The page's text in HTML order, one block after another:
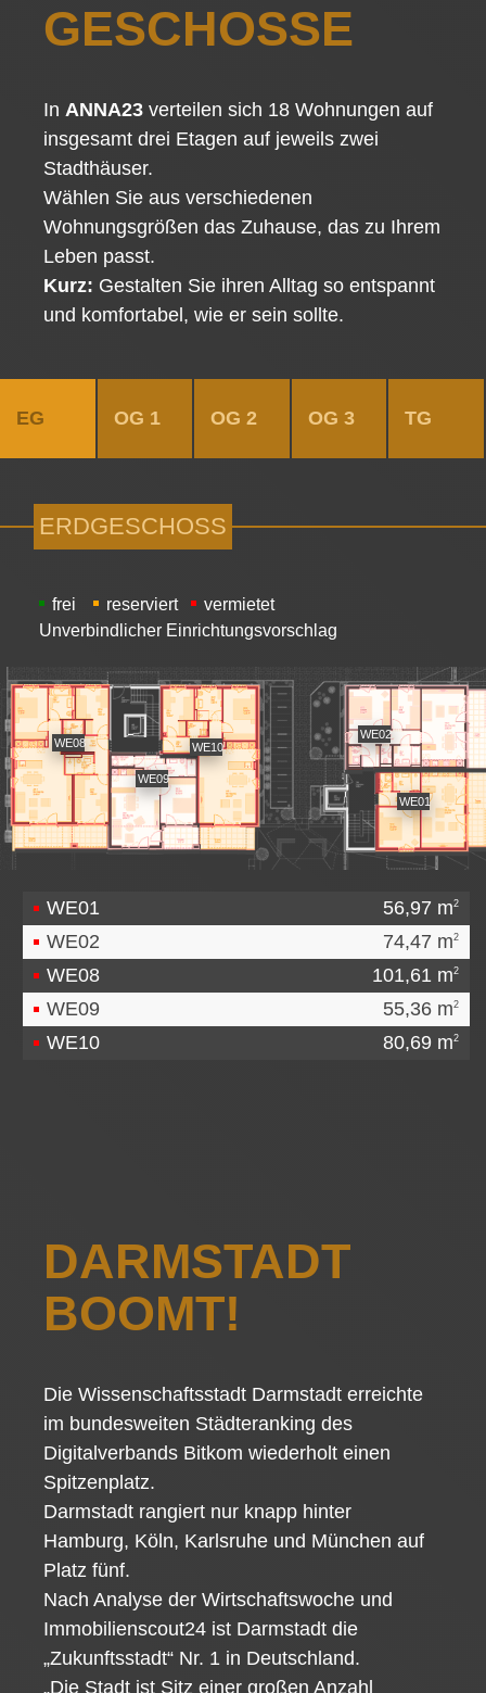
GESCHOSSE
InANNA23 verteilen sich 18 Wohnungen auf
insgesamt drei Etagen auf jeweils zwei
Stadthäuser.
Wählen Sie aus verschiedenen
Wohnungsgrößen das Zuhause, das zu Ihrem
Leben passt.
Kurz: Gestalten Sie ihren Alltag so entspannt
und komfortabel, wie er sein sollte.
EG OG 1 OG 2 OG 3 TG
WE01
WE02
WE08
WE09
WE10
WE01 56,97 m2
WE02 74,47 m2
WE08 101,61 m2
WE09 55,36 m2
WE10 80,69 m2
ERDGESCHOSS
frei reserviert
vermietet
Unverbindlicher Einrichtungsvorschlag
DARMSTADT
BOOMT!
Die Wissenschaftsstadt Darmstadt erreichte
im bundesweiten Städteranking des
Digitalverbands Bitkom wiederholt einen
Spitzenplatz.
Darmstadt rangiert nur knapp hinter
Hamburg, Köln, Karlsruhe und München auf
Platz fünf.
Nach Analyse der Wirtschaftswoche und
Immobilienscout24 ist Darmstadt die
„Zukunftsstadt“ Nr. 1 in Deutschland.
„Die Stadt ist Sitz einer großen Anzahl